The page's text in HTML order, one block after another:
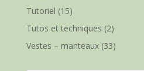
Tutoriel (15)
Tutos et techniques (2)
Vestes – manteaux(33)